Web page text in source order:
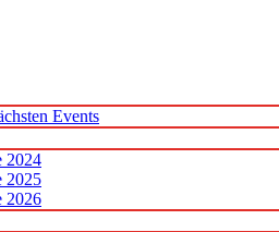
Events
2024
2025
2026